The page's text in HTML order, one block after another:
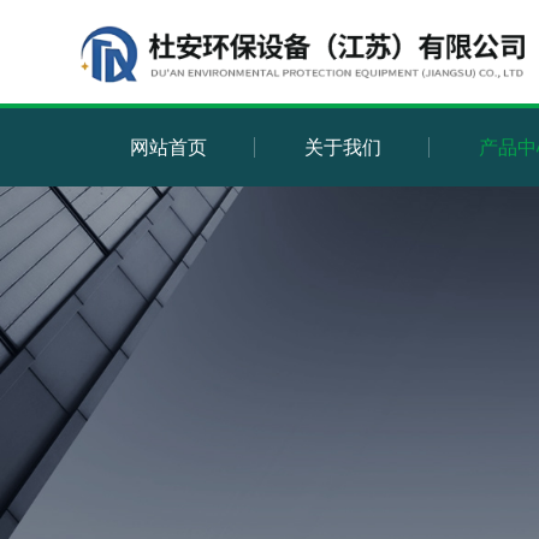
网站首页 关于我们 产品